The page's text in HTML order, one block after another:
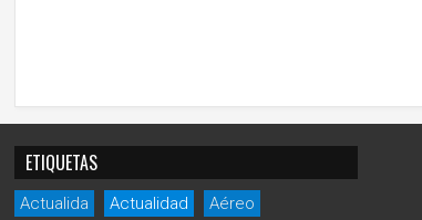
ETIQUETAS
Actualida Actualidad
Aéreo